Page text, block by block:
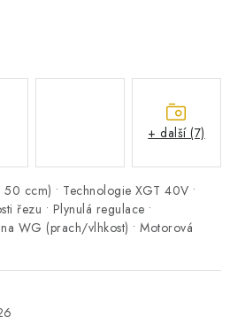
ccm) • Technologie XGT 40V •
řezu • Plynulá regulace •
WG (prach/vlhkost) • Motorová
+ další (7)